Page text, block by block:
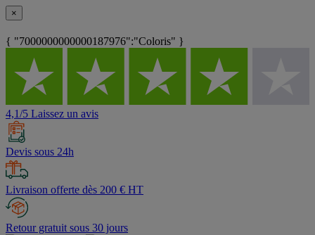
×
{ "7000000000000187976":"Coloris" }
4,1/5 Laissez un avis
Devis sous 24h
Livraison offerte dès 200 € HT
Retour gratuit sous 30 jours